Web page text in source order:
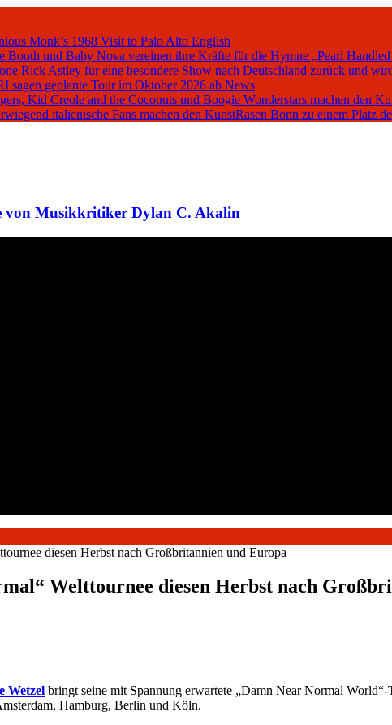
Monk’s 1968 Visit to Palo Alto English
und Baby Nova vereinen ihre Kräfte für die Hymne „Pearl Handled
Rick Astley für eine besondere Show nach Deutschland zurück und
sagen geplante Tour im Oktober 2026 ab News
Kid Creole and the Coconuts und Boogie Wonderstars machen den
italienische Fans machen den KunstRasen Bonn zu einem Platz
von Musikkritiker Dylan C. Akalin
diesen Herbst nach Großbritannien und Europa
Welttournee diesen Herbst nach
Wetzel bringt seine mit Spannung erwartete „Damn Near Normal
Hamburg, Berlin und Köln.